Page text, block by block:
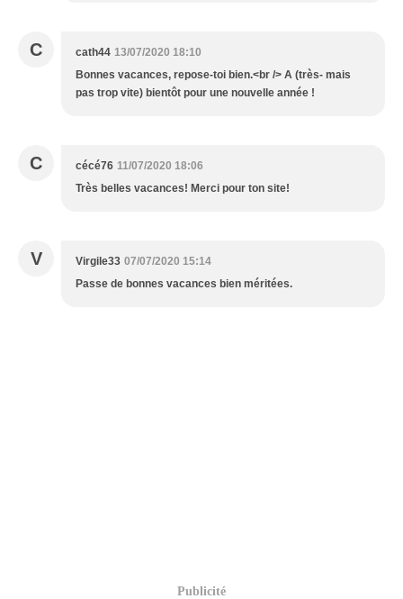
C cath44 13/07/2020 18:10
Bonnes vacances, repose-toi bien.<br /> A (très- mais
pas trop vite) bientôt pour une nouvelle année !
C cécé76 11/07/2020 18:06
Très belles vacances! Merci pour ton site!
V Virgile33 07/07/2020 15:14
Passe de bonnes vacances bien méritées.
Publicité